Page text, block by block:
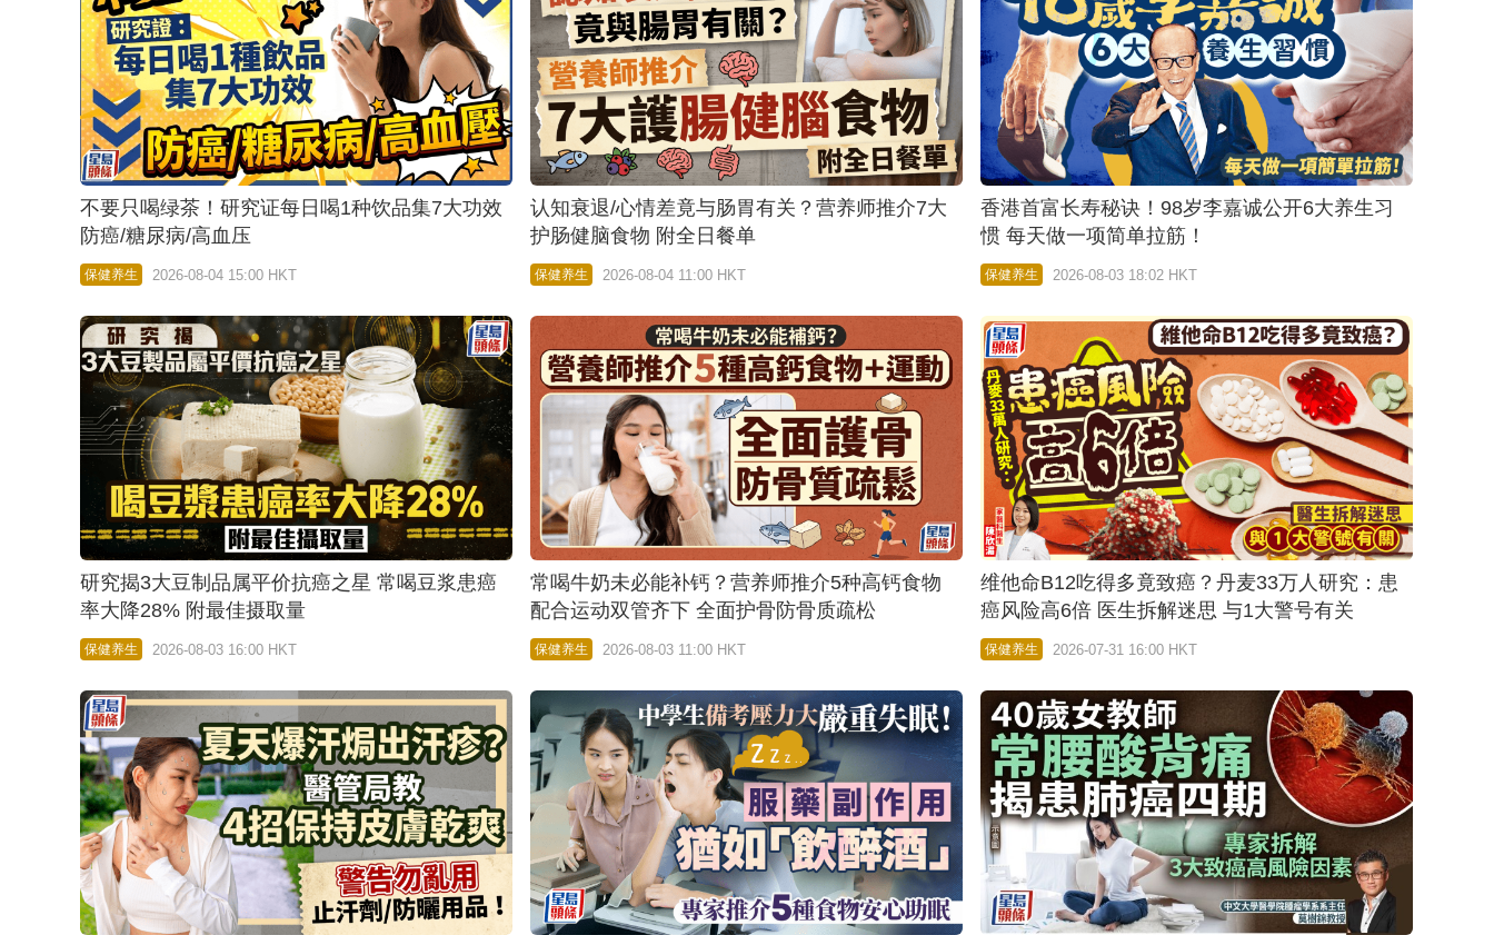
不要只喝绿茶！研究证每日喝1种饮品集7大功效
防癌/糖尿病/高血压
保健养生 2026-08-04 15:00 HKT
认知衰退/心情差竟与肠胃有关？营养师推介7大
护肠健脑食物 附全日餐单
保健养生 2026-08-04 11:00 HKT
香港首富长寿秘诀！98岁李嘉诚公开6大养生习
惯 每天做一项简单拉筋！
保健养生 2026-08-03 18:02 HKT
研究揭3大豆制品属平价抗癌之星 常喝豆浆患癌
率大降28% 附最佳摄取量
保健养生 2026-08-03 16:00 HKT
常喝牛奶未必能补钙？营养师推介5种高钙食物
配合运动双管齐下 全面护骨防骨质疏松
保健养生 2026-08-03 11:00 HKT
维他命B12吃得多竟致癌？丹麦33万人研究：患
癌风险高6倍 医生拆解迷思 与1大警号有关
保健养生 2026-07-31 16:00 HKT